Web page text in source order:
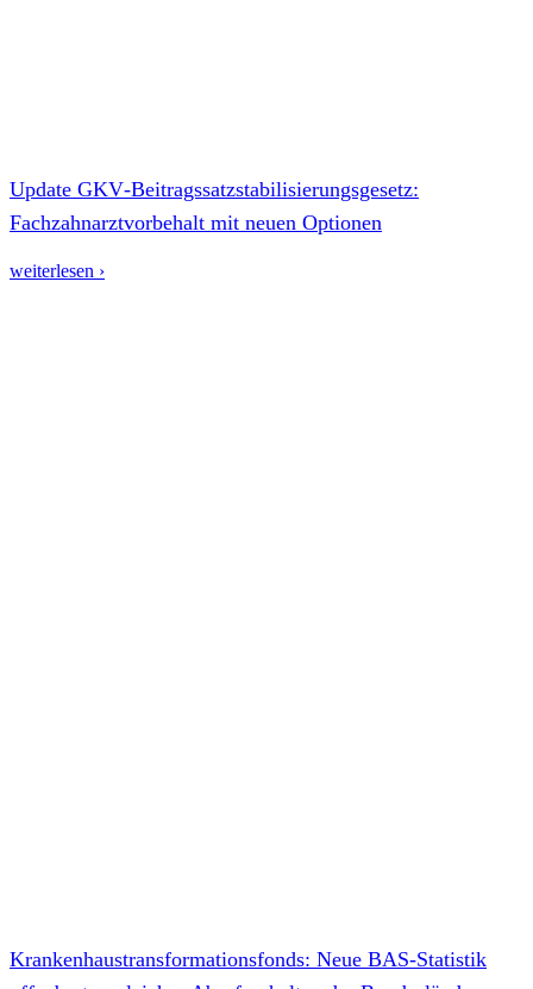
Update GKV‑Beitragssatzstabilisierungsgesetz:
Fachzahnarztvorbehalt mit neuen Optionen
weiterlesen ›
Krankenhaustransformationsfonds: Neue BAS-Statistik